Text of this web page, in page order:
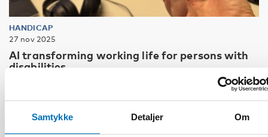
Samtykke Detaljer Om
HANDICAP
27 nov 2025
AI transforming working life for persons with
disabilities